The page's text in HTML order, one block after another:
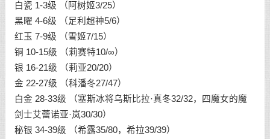
白瓷 1-3级 （阿树姬3/25）
黑曜 4-6级 （足利超神5/6）
红玉 7-9级 （雪姬7/15）
铜 10-15级 （莉赛特10/∞）
银 16-21级 （莉亚20/20）
金 22-27级 （科潘冬27/47）
白金 28-33级 （塞斯冰将乌斯比拉·真冬32/32，四魔女的魔
剑士艾蕾诺亚·岚30/30）
秘银 34-39级 （希露35/80，希拉39/39）